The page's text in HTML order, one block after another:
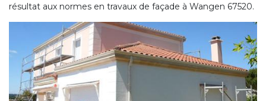
résultat aux normes en travaux de façade à Wangen 67520.